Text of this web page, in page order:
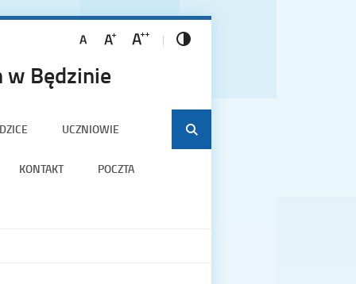
w Będzinie
UCZNIOWIE
KONTAKT POCZTA